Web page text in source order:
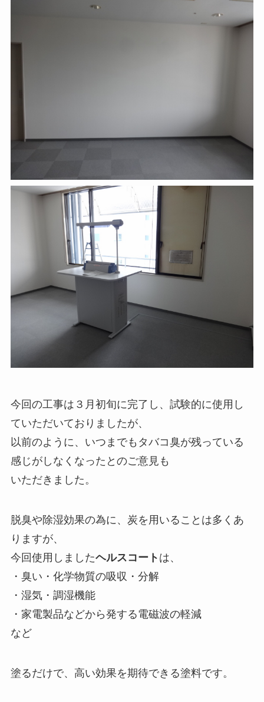
今回の工事は３月初旬に完了し、試験的に使用し
ていただいておりましたが、
以前のように、いつまでもタバコ臭が残っている
感じがしなくなったとのご意見も
いただきました。
脱臭や除湿効果の為に、炭を用いることは多くあ
りますが、
今回使用しましたヘルスコート は、
・臭い・化学物質の吸収・分解
・湿気・調湿機能
・家電製品などから発する電磁波の軽減
など
塗るだけで、高い効果を期待できる塗料です。